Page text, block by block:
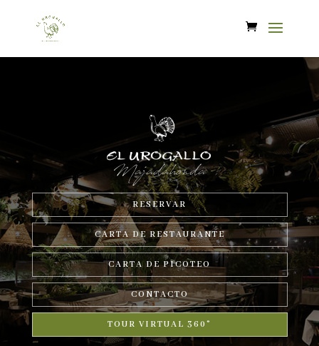
Majadahonda
RESERVAR
CARTA DE RESTAURANTE
CARTA DE PICOTEO
CONTACTO
TOUR VIRTUAL 360°